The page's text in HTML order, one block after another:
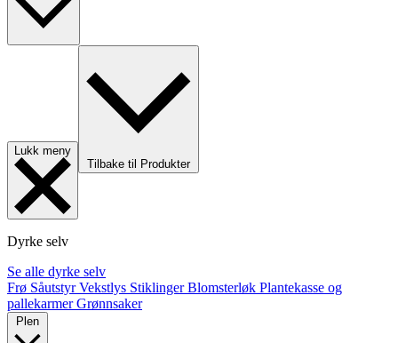
Lukk meny
Tilbake til Produkter
Dyrke selv
Se alle dyrke selv
Frø SåutstyrVekstlys StiklingerBlomsterløk Plantekasse og
pallekarmerGrønnsaker